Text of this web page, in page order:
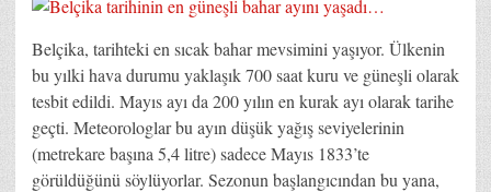
Belçika, tarihteki en sıcak bahar mevsimini yaşıyor. Ülkenin
bu yılki hava durumu yaklaşık 700 saat kuru ve güneşli olarak
tesbit edildi. Mayıs ayı da 200 yılın en kurak ayı olarak tarihe
geçti. Meteorologlar bu ayın düşük yağış seviyelerinin
(metrekare başına 5,4 litre) sadece Mayıs 1833’te
görüldüğünü söylüyorlar. Sezonun başlangıcından bu yana,